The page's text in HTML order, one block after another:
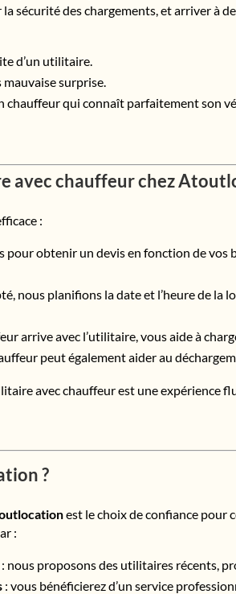
sécurité des chargements, et arriver à
d’un utilitaire.
surprise.
chauffeur qui connaît parfaitement son
avec chauffeur chez
:
pour obtenir un devis en fonction de vos
nous planifions la date et l’heure de la
arrive avec l’utilitaire, vous aide à
peut également aider au
avec chauffeur est une expérience
?
est le choix de confiance pour
:
: nous proposons des utilitaires récents,
: vous bénéficierez d’un service